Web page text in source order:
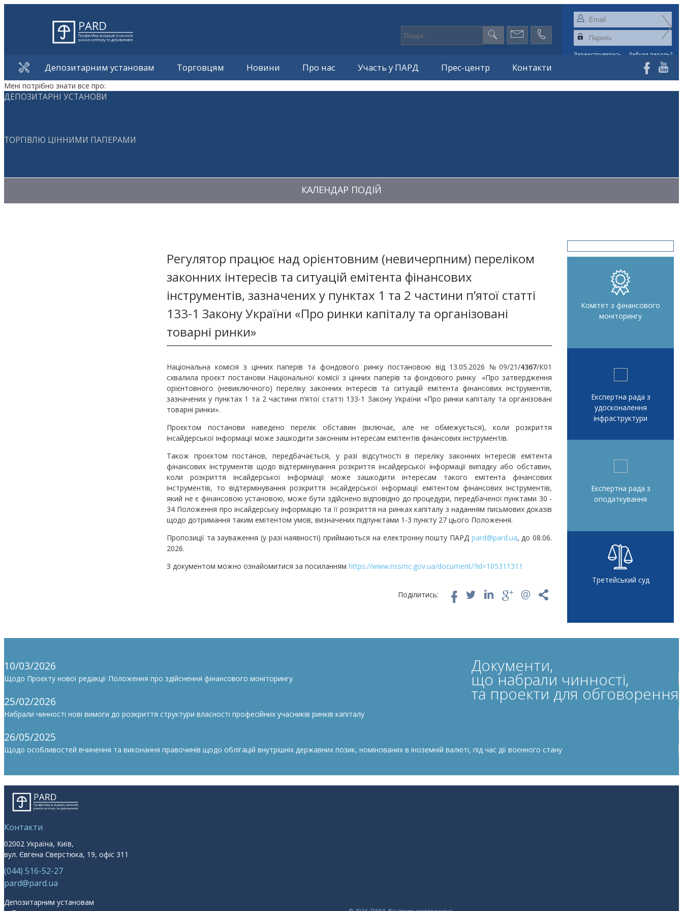
Зареєструватись Забули пароль?
Депозитарним установам Торговцям Новини Про нас Участь у ПАРД Прес-центр Контакти
Мені потрібно знати все про:
ДЕПОЗИТАРНІ УСТАНОВИ
ТОРГІВЛЮ ЦІННИМИ ПАПЕРАМИ
КАЛЕНДАР ПОДІЙ
Регулятор працює над орієнтовним (невичерпним) переліком
законних інтересів та ситуацій емітента фінансових
інструментів, зазначених у пунктах 1 та 2 частини п’ятої статті
133-1 Закону України «Про ринки капіталу та організовані
товарні ринки»
Національна комісія з цінних паперів та фондового ринку постановою від 13.05.2026 №09/21/4367/К01
схвалила проєкт постанови Національної комісії з цінних паперів та фондового ринку «Про затвердження
орієнтовного (невиключного) переліку законних інтересів та ситуацій емітента фінансових інструментів,
зазначених у пунктах 1 та 2 частини п’ятої статті 133-1 Закону України «Про ринки капіталу та організовані
товарні ринки».
Проєктом постанови наведено перелік обставин (включає, але не обмежується), коли розкриття
інсайдерської інформації може зашкодити законним інтересам емітентів фінансових інструментів.
Також проєктом постанов, передбачається, у разі відсутності в переліку законних інтересів емітента
фінансових інструментів щодо відтермінування розкриття інсайдерської інформації випадку або обставин,
коли розкриття інсайдерської інформації може зашкодити інтересам такого емітента фінансових
інструментів, то відтермінування розкриття інсайдерської інформації емітентом фінансових інструментів,
який не є фінансовою установою, може бути здійснено відповідно до процедури, передбаченої пунктами 30 -
34 Положення про інсайдерську інформацію та її розкриття на ринках капіталу з наданням письмових доказів
щодо дотримання таким емітентом умов, визначених підпунктами 1-3 пункту 27 цього Положення.
Пропозиції та зауваження (у разі наявності) приймаються на електронну пошту ПАРД pard@pard.ua, до 08.06.
2026.
З документом можно ознайомитися за посиланням https://www.nssmc.gov.ua/document/?id=105311311
Поділитись:
Комітет з фінансового
моніторингу
Експертна рада з
удосконалення
інфраструктури
Експертна рада з
оподаткування
Третейський суд
Документи,
що набрали чинності,
та проекти для обговорення
10/03/2026
Щодо Проєкту нової редакції Положення про здійснення фінансового моніторингу
25/02/2026
Набрали чинності нові вимоги до розкриття структури власності професійних учасників ринків капіталу
26/05/2025
Щодо особливостей вчинення та виконання правочинів щодо облігацій внутрішніх державних позик, номінованих в іноземній валюті, під час дії воєнного стану
Контакти
02002 Україна, Київ,
вул. Євгена Сверстюка, 19, офіс 311
(044) 516-52-27
pard@pard.ua
Депозитарним установам